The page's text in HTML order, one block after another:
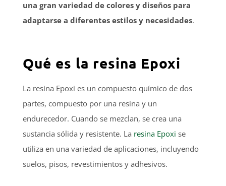
una gran variedad de colores y diseños para
adaptarse a diferentes estilos y necesidades.
Qué es la resina Epoxi
La resina Epoxi es un compuesto químico de dos
partes, compuesto por una resina y un
endurecedor. Cuando se mezclan, se crea una
sustancia sólida y resistente. La resina Epoxi se
utiliza en una variedad de aplicaciones, incluyendo
suelos, pisos, revestimientos y adhesivos.